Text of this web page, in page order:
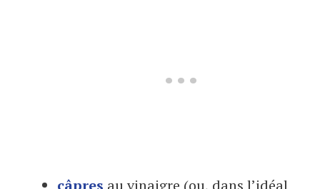
câpres au vinaigre (ou, dans l’idéal